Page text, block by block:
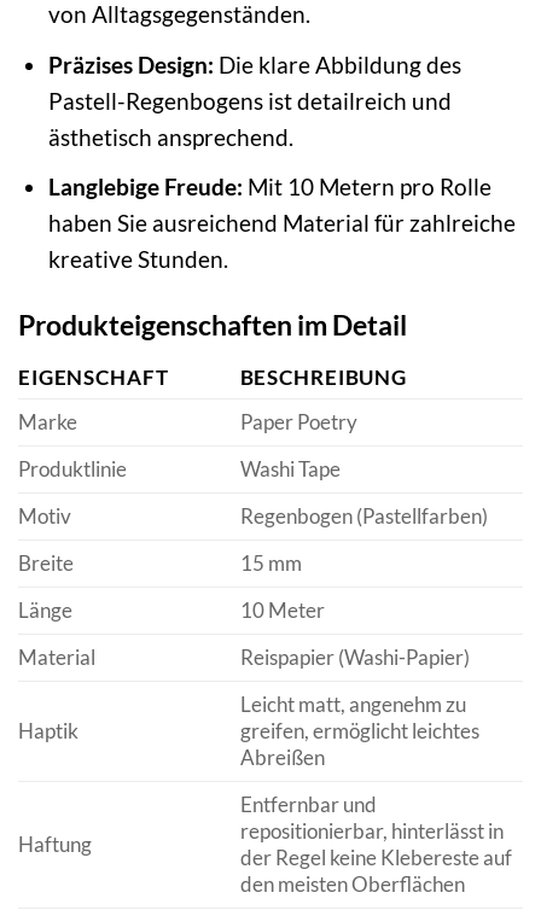
von Alltagsgegenständen.
Präzises Design: Die klare Abbildung des
Pastell-Regenbogens ist detailreich und
ästhetisch ansprechend.
Langlebige Freude: Mit 10 Metern pro Rolle
haben Sie ausreichend Material für zahlreiche
kreative Stunden.
Produkteigenschaften im Detail
EIGENSCHAFT
BESCHREIBUNG
Marke
Paper Poetry
Produktlinie
Washi Tape
Motiv
Regenbogen (Pastellfarben)
Breite
15 mm
Länge
10 Meter
Material
Reispapier (Washi-Papier)
Haptik
Leicht matt, angenehm zu
greifen, ermöglicht leichtes
Abreißen
Haftung
Entfernbar und
repositionierbar, hinterlässt in
der Regel keine Klebereste auf
den meisten Oberflächen